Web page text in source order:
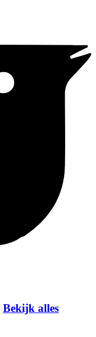
Bekijk alles